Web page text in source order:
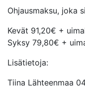
Ohjausmaksu, joka
Kevät 91,20€ +
Syksy 79,80€ +
Lisätietoja:
Tiina Lähteenmaa